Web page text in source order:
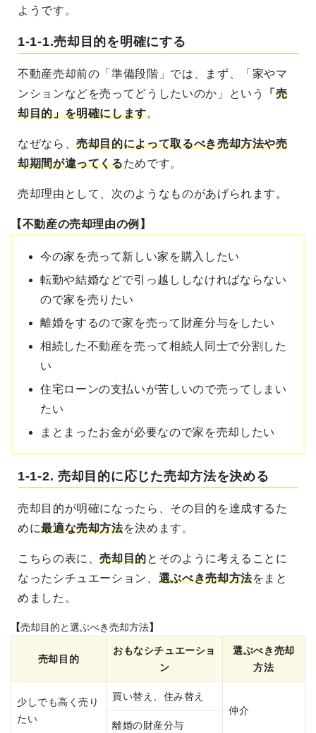
ようです。
1-1-1.売却目的を明確にする
不動産売却前の「準備段階」では、まず、「家やマ
ンションなどを売ってどうしたいのか」という
「売
却目的」を明確にします。
なぜなら、売却目的によって取るべき売却方法や売
却期間が違ってくるためです。
売却理由として、次のようなものがあげられます。
【不動産の売却理由の例】
今の家を売って新しい家を購入したい
転勤や結婚などで引っ越ししなければならない
ので家を売りたい
離婚をするので家を売って財産分与をしたい
相続した不動産を売って相続人同士で分割した
い
住宅ローンの支払いが苦しいので売ってしまい
たい
まとまったお金が必要なので家を売却したい
1-1-2. 売却目的に応じた売却方法を決める
売却目的が明確になったら、その目的を達成するた
めに最適な売却方法を決めます。
こちらの表に、売却目的とそのように考えることに
なったシチュエーション、 選ぶべき売却方法をまと
めました。
【売却目的と選ぶべき売却方法】
売却 目的
おもなシチュエーショ
ン
選ぶべき売却
方法
少しでも高く売り
たい
買い替え、住み替え
仲介
離婚の財産分与